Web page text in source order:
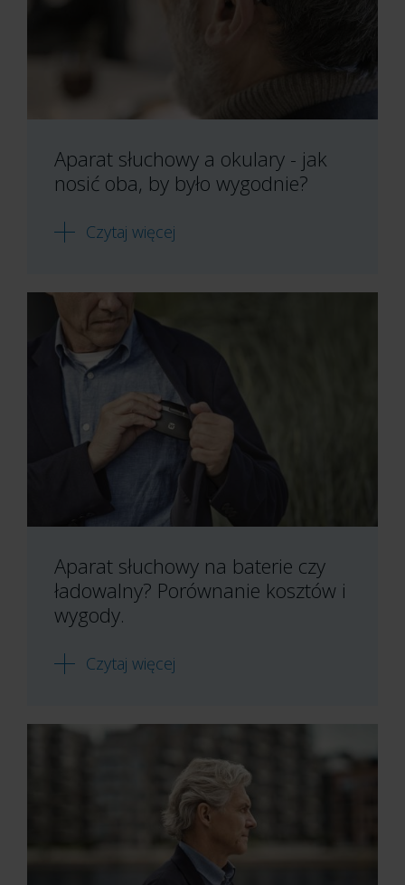
Aparat słuchowy a okulary - jak
nosić oba, by było wygodnie?
Czytaj więcej
Aparat słuchowy na baterie czy
ładowalny? Porównanie kosztów i
wygody.
Czytaj więcej